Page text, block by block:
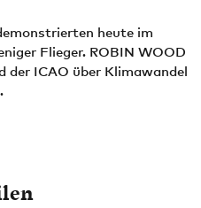
heute im
Flieger. ROBIN WOOD
der ICAO über Klimawandel